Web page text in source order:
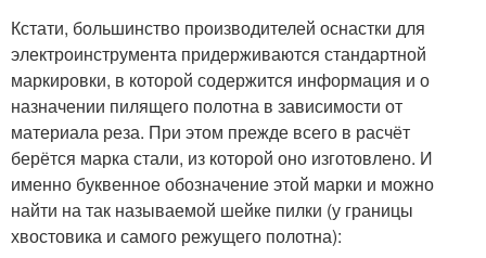
Кстати, большинство производителей оснастки для
электроинструмента придерживаются стандартной
маркировки, в которой содержится информация и о
назначении пилящего полотна в зависимости от
материала реза. При этом прежде всего в расчёт
берётся марка стали, из которой оно изготовлено. И
именно буквенное обозначение этой марки и можно
найти на так называемой шейке пилки (у границы
хвостовика и самого режущего полотна):